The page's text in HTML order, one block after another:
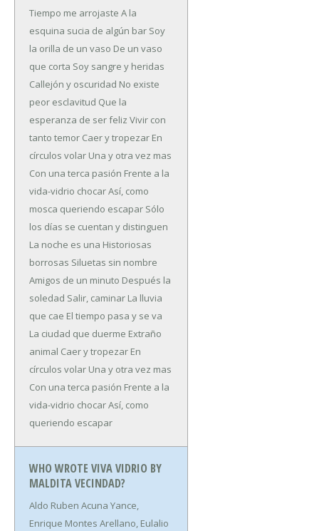
Tiempo me arrojaste A la
esquina sucia de algún bar Soy
la orilla de un vaso De un vaso
que corta Soy sangre y heridas
Callejón y oscuridad No existe
peor esclavitud Que la
esperanza de ser feliz Vivir con
tanto temor Caer y tropezar En
círculos volar Una y otra vez mas
Con una terca pasión Frente a la
vida-vidrio chocarAsí, como
mosca queriendo escapar Sólo
los días se cuentan y distinguen
La noche es una Historiosas
borrosas Siluetas sin nombre
Amigos de un minuto Después la
soledad Salir, caminar La lluvia
que cae El tiempo pasa y se va
La ciudad que duerme Extraño
animal Caer y tropezar En
círculos volar Una y otra vez mas
Con una terca pasión Frente a la
vida-vidrio chocarAsí, como
queriendo escapar
WHO WROTE VIVA VIDRIO BY
MALDITA VECINDAD?
Aldo Ruben Acuna Yance,
Enrique Montes Arellano, Eulalio